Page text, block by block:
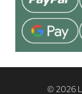
© 2026